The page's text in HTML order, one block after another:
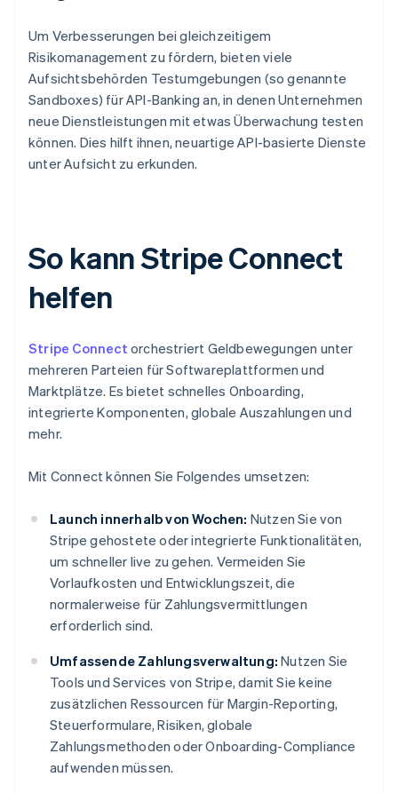
Um Verbesserungen bei gleichzeitigem
Risikomanagement zu fördern, bieten viele
Aufsichtsbehörden Testumgebungen (so genannte
Sandboxes) für API-Banking an, in denen Unternehmen
neue Dienstleistungen mit etwas Überwachung testen
können. Dies hilft ihnen, neuartige API-basierte Dienste
unter Aufsicht zu erkunden.
So kann Stripe Connect
helfen
Stripe Connect orchestriert Geldbewegungen unter
mehreren Parteien für Softwareplattformen und
Marktplätze. Es bietet schnelles Onboarding,
integrierte Komponenten, globale Auszahlungen und
mehr.
Mit Connect können Sie Folgendes umsetzen:
Launch innerhalb von Wochen: Nutzen Sie von
Stripe gehostete oder integrierte Funktionalitäten,
um schneller live zu gehen. Vermeiden Sie
Vorlaufkosten und Entwicklungszeit, die
normalerweise für Zahlungsvermittlungen
erforderlich sind.
Umfassende Zahlungsverwaltung: Nutzen Sie
Tools und Services von Stripe, damit Sie keine
zusätzlichen Ressourcen für Margin-Reporting,
Steuerformulare, Risiken, globale
Zahlungsmethoden oder Onboarding-Compliance
aufwenden müssen.